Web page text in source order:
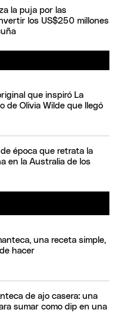
la puja por las
los US$250 millones
que inspiró La
de Olivia Wilde que llegó
época que retrata la
en la Australia de los
una receta simple,
hacer
de ajo casera: una
sumar como dip en una